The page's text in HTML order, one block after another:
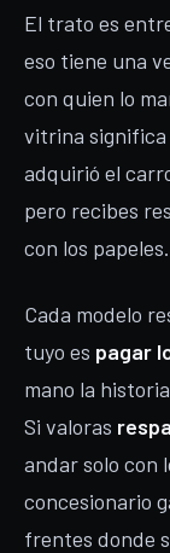
El trato es
eso tiene una
con quien lo
vitrina significa
adquirió el
pero recibes
con los papeles.
Cada modelo
tuyo es pagar
mano la
Si valoras
andar solo con
concesionario
frentes donde